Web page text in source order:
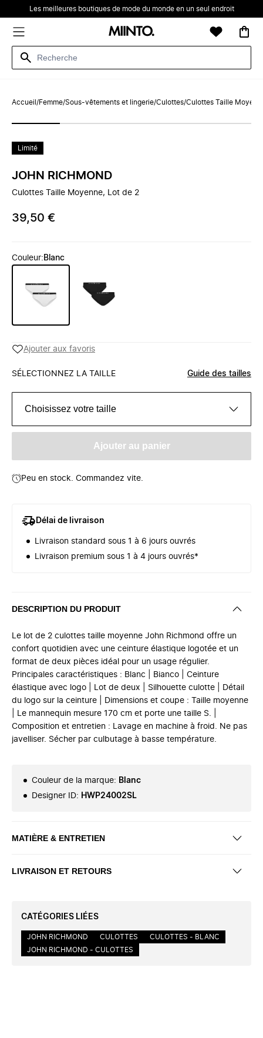
Les meilleures boutiques de mode du monde en un seul endroit
Accueil /Femme/Sous-vêtements et lingerie/Culottes/Culottes Taille
Limité
JOHN RICHMOND
Culottes Taille Moyenne, Lot de 2
39,50 €
Couleur: Blanc
Ajouter aux favoris
SÉLECTIONNEZ LA TAILLE Guide des tailles
Choisissez votre taille
Ajouter au panier
Peu en stock. Commandez vite.
Délai de livraison
Livraison standard sous 1 à 6 jours ouvrés
Livraison premium sous 1 à 4 jours ouvrés*
DESCRIPTION DU PRODUIT
Le lot de 2 culottes taille moyenne John Richmond offre un
confort quotidien avec une ceinture élastique logotée et un
format de deux pièces idéal pour un usage régulier.
Principales caractéristiques : Blanc | Bianco | Ceinture
élastique avec logo | Lot de deux | Silhouette culotte | Détail
du logo sur la ceinture | Dimensions et coupe : Taille moyenne
| Le mannequin mesure 170 cm et porte une taille S. |
Composition et entretien : Lavage en machine à froid. Ne pas
javelliser. Sécher par culbutage à basse température.
Couleur de la marque: Blanc
Designer ID: HWP24002SL
MATIÈRE & ENTRETIEN
LIVRAISON ET RETOURS
CATÉGORIES LIÉES
JOHN RICHMOND CULOTTES
CULOTTES - BLANC
JOHN RICHMOND - CULOTTES